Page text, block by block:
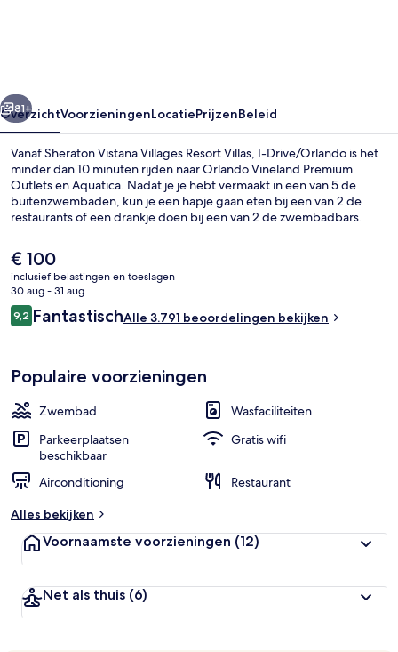
Drive/Orlando
Volgende
81+
OverzichtVoorzieningenLocatiePrijzenBeleid
Vanaf Sheraton Vistana Villages Resort Villas, I-Drive/Orlando is het
minder dan 10 minuten rijden naar Orlando Vineland Premium
Outlets en Aquatica. Nadat je je hebt vermaakt in een van 5 de
buitenzwembaden, kun je een hapje gaan eten bij een van 2 de
restaurants of een drankje doen bij een van 2 de zwembadbars.
uurs fitnesscentrum aan. De appartementen zijn voorzien van
pillowtop-bedden met lakens van Egyptisch katoen, dus voor je het
weet, ben je in dromenland. Andere reizigers raden de
accommodatie aan vanwege het zwembad en het behulpzame
personeel.
De
huidige
prijs
is
€ 100
€ 100
inclusief belastingen en toeslagen
30 aug - 31 aug
Beoordelingen
9,29,2 op 10 –
FantastischAlle 3.791 beoordelingen bekijken
Populaire voorzieningen
Zwembad
Wasfaciliteiten
Parkeerplaatsen
beschikbaar
Gratis wifi
Airconditioning
Restaurant
Alles bekijken
Voornaamste voorzieningen (12)
Net als thuis (6)